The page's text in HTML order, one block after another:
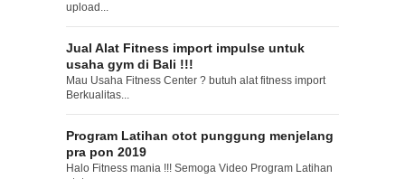
upload...
Jual Alat Fitness import impulse untuk
usaha gym di Bali !!!
Mau Usaha Fitness Center ? butuh alat fitness import
Berkualitas...
Program Latihan otot punggung menjelang
pra pon 2019
Halo Fitness mania !!! Semoga Video Program Latihan